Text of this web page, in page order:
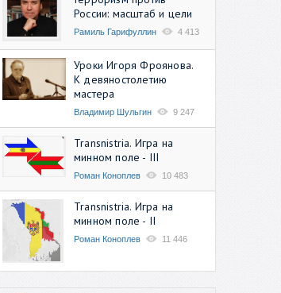
России: масштаб и цели
Рамиль Гарифуллин 4 413
Уроки Игоря Фроянова.
К девяностолетию
мастера
Владимир Шульгин 9 247
Transnistria. Игра на
минном поле - III
Роман Коноплев 10 483
Transnistria. Игра на
минном поле - II
Роман Коноплев 11 446